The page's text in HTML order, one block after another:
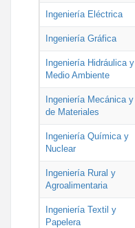
Ingeniería Eléctrica
Ingeniería Gráfica
Ingeniería Hidráulica y
Medio Ambiente
Ingeniería Mecánica y
de Materiales
Ingeniería Química y
Nuclear
Ingeniería Rural y
Agroalimentaria
Ingeniería Textil y
Papelera